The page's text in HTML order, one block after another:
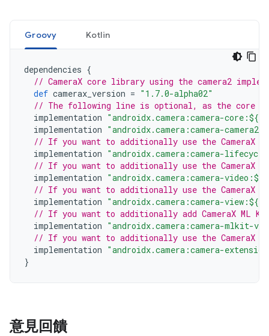
Groovy Kotlin
dependencies {
// CameraX core library using the camera2
def camerax_version = "1.7.0-alpha02"
// The following line is optional, as the core
implementation "androidx.camera:camera-
implementation "androidx.camera:camera-
// If you want to additionally use the CameraX
implementation "androidx.camera:camera-
// If you want to additionally use the CameraX
implementation "androidx.camera:camera-
// If you want to additionally use the CameraX
implementation "androidx.camera:camera-
// If you want to additionally add CameraX ML
implementation "androidx.camera:camera-mlkit-
// If you want to additionally use the CameraX
implementation "androidx.camera:camera-
}
意見回饋